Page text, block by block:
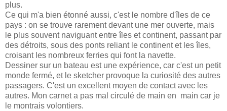
plus.
Ce qui m'a bien étonné aussi, c'est le nombre d'îles de ce
pays : on se trouve rarement devant une mer ouverte, mais
le plus souvent naviguant entre îles et continent, passant par
des détroits, sous des ponts reliant le continent et les îles,
croisant les nombreux ferries qui font la navette.
Dessiner sur un bateau est une expérience, car c'est un petit
monde fermé, et le sketcher provoque la curiosité des autres
passagers. C'est un excellent moyen de contact avec les
autres. Mon carnet a pas mal circulé de main en main car je
le montrais volontiers.